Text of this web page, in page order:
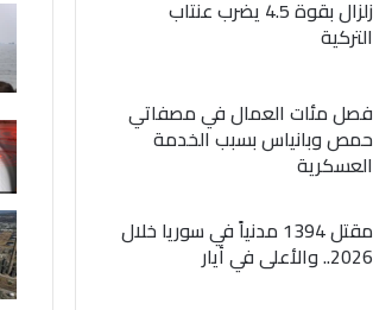
زلزال بقوة 4.5 يضرب عنتاب
التركية
فصل مئات العمال في مصفاتي
حمص وبانياس بسبب الخدمة
العسكرية
مقتل 1394 مدنياً في سوريا خلال
2026.. والأعلى في أيار